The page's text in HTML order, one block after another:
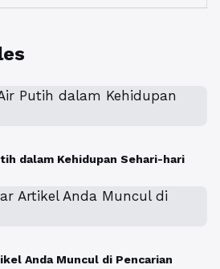
dalam Kehidupan Sehari-hari
Anda Muncul di Pencarian